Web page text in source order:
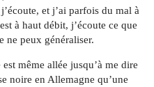
et j’ai parfois du mal à
à haut débit, j’écoute ce que
ne peux généraliser.
même allée jusqu’à me dire
noire en Allemagne qu’une